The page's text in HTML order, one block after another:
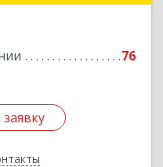
76
Подробнее